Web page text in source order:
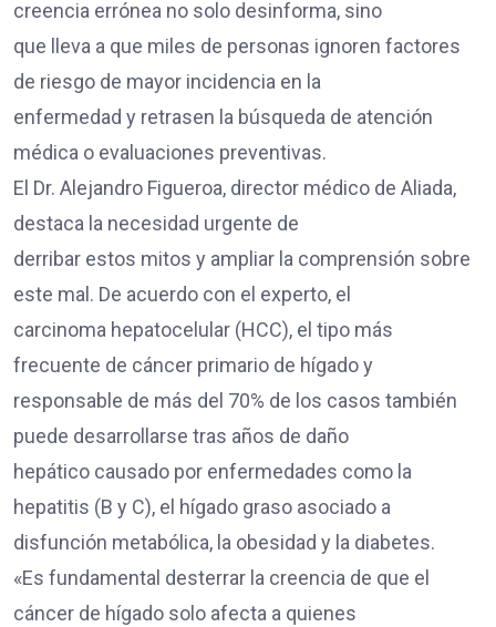
creencia errónea no solo desinforma, sino
que lleva a que miles de personas ignoren factores
de riesgo de mayor incidencia en la
enfermedad y retrasen la búsqueda de atención
médica o evaluaciones preventivas.
El Dr. Alejandro Figueroa, director médico de Aliada,
destaca la necesidad urgente de
derribar estos mitos y ampliar la comprensión sobre
este mal. De acuerdo con el experto, el
carcinoma hepatocelular (HCC), el tipo más
frecuente de cáncer primario de hígado y
responsable de más del 70% de los casos también
puede desarrollarse tras años de daño
hepático causado por enfermedades como la
hepatitis (B y C), el hígado graso asociado a
disfunción metabólica, la obesidad y la diabetes.
«Es fundamental desterrar la creencia de que el
cáncer de hígado solo afecta a quienes